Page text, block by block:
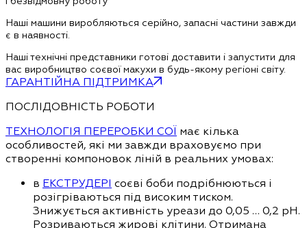
Наші машини виробляються серійно, запасні частини завжди
є в наявності.
Наші технічні представники готові доставити і запустити для
вас виробництво соєвої макухи в будь-якому регіоні світу.
ГАРАНТІЙНА ПІДТРИМКА
ПОСЛІДОВНІСТЬ РОБОТИ
ТЕХНОЛОГІЯ ПЕРЕРОБКИ СОЇ має кілька
особливостей, які ми завжди враховуємо при
створенні компоновок ліній в реальних умовах:
в ЕКСТРУДЕРІ соєві боби подрібнюються і
розігріваються під високим тиском.
Знижується активність уреази до 0,05 … 0,2 pH.
Розриваються жирові клітини. Отримана